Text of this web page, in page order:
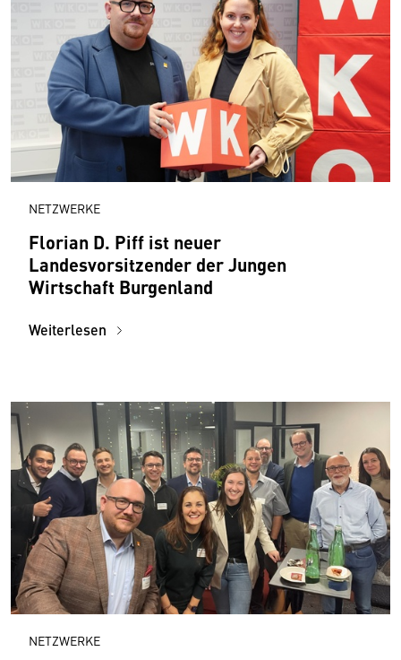
NETZWERKE
Florian D. Piff ist neuer
Landesvorsitzender der Jungen
Wirtschaft Burgenland
Weiterlesen
NETZWERKE